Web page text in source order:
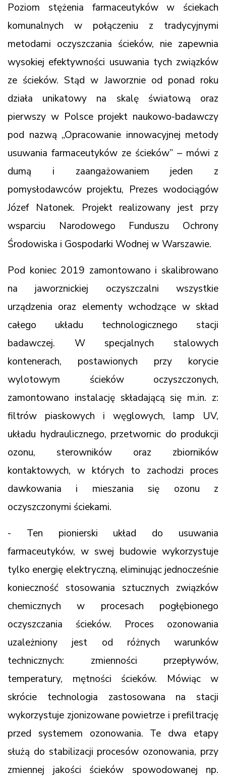
Poziom stężenia farmaceutyków w ściekach
komunalnych w połączeniu z tradycyjnymi
metodami oczyszczania ścieków, nie zapewnia
wysokiej efektywności usuwania tych związków
ze ścieków. Stąd w Jaworznie od ponad roku
działa unikatowy na skalę światową oraz
pierwszy w Polsce projekt naukowo-badawczy
pod nazwą „Opracowanie innowacyjnej metody
usuwania farmaceutyków ze ścieków” – mówi z
dumą i zaangażowaniem jeden z
pomysłodawców projektu, Prezes wodociągów
Józef Natonek. Projekt realizowany jest przy
wsparciu Narodowego Funduszu Ochrony
Środowiska i Gospodarki Wodnej w Warszawie.
Pod koniec 2019 zamontowano i skalibrowano
na jaworznickiej oczyszczalni wszystkie
urządzenia oraz elementy wchodzące w skład
całego układu technologicznego stacji
badawczej. W specjalnych stalowych
kontenerach, postawionych przy korycie
wylotowym ścieków oczyszczonych,
zamontowano instalację składającą się m.in. z:
filtrów piaskowych i węglowych, lamp UV,
układu hydraulicznego, przetwornic do produkcji
ozonu, sterowników oraz zbiorników
kontaktowych, w których to zachodzi proces
dawkowania i mieszania się ozonu z
oczyszczonymi ściekami.
- Ten pionierski układ do usuwania
farmaceutyków, w swej budowie wykorzystuje
tylko energię elektryczną, eliminując jednocześnie
konieczność stosowania sztucznych związków
chemicznych w procesach pogłębionego
oczyszczania ścieków. Proces ozonowania
uzależniony jest od różnych warunków
technicznych: zmienności przepływów,
temperatury, mętności ścieków. Mówiąc w
skrócie technologia zastosowana na stacji
wykorzystuje zjonizowane powietrze i prefiltrację
przed systemem ozonowania. Te dwa etapy
służą do stabilizacji procesów ozonowania, przy
zmiennej jakości ścieków spowodowanej np.